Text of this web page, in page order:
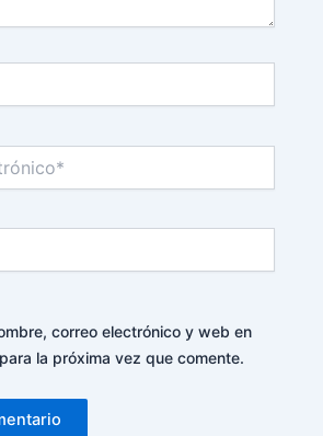
correo electrónico y web en
la próxima vez que comente.